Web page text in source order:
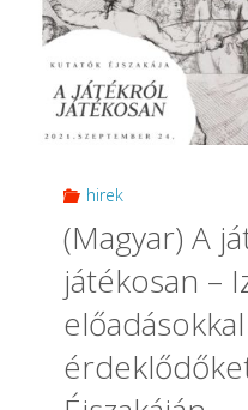
hallgatói
is
remekeltek
20.
Vajdasági
Magyar
Tudományos
hirek
(Magyar) A
játékosan –